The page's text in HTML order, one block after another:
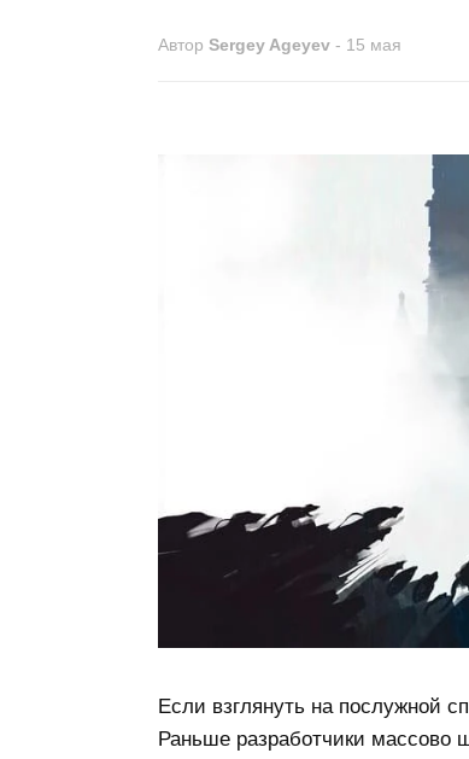
Автор Sergey Ageyev - 15 мая
Если взглянуть на послужной
Раньше разработчики